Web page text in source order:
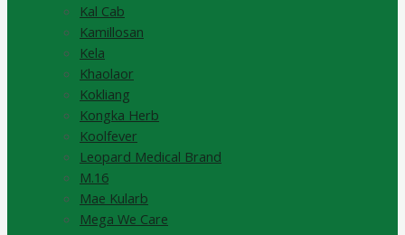
Kal Cab
Kamillosan
Kela
Khaolaor
Kokliang
Kongka Herb
Koolfever
Leopard Medical Brand
M.16
Mae Kularb
Mega We Care